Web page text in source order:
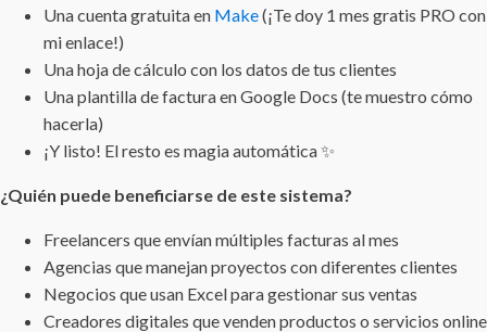
Una cuenta gratuita en Make(¡Te doy 1 mes gratis PRO con
mi enlace!)
Una hoja de cálculo con los datos de tus clientes
Una plantilla de factura en Google Docs (te muestro cómo
hacerla)
¡Y listo! El resto es magia automática ✨
¿Quién puede beneficiarse de este sistema?
Freelancers que envían múltiples facturas al mes
Agencias que manejan proyectos con diferentes clientes
Negocios que usan Excel para gestionar sus ventas
Creadores digitales que venden productos o servicios online